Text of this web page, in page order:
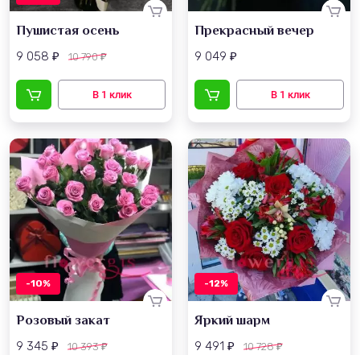
Пушистая осень
9 058 ₽ 10 790₽
Прекрасный вечер
9 049 ₽
-10%
Розовый закат
9 345 ₽ 10 393₽
-12%
Яркий шарм
9 491 ₽ 10 728₽